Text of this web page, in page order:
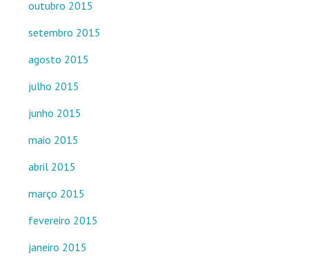
outubro 2015
setembro 2015
agosto 2015
julho 2015
junho 2015
maio 2015
abril 2015
março 2015
fevereiro 2015
janeiro 2015